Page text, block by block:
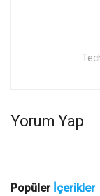
Yorum Yap
Popüler İçerikler